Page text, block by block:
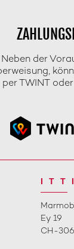
Neben der
per TWINT
Ey 19
CH-